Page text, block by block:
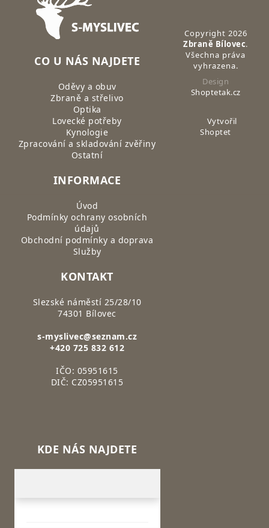
CO U NÁS NAJDETE
Oděvy a obuv
Zbraně a střelivo
Optika
Lovecké potřeby
Kynologie
Zpracování a skladování zvěřiny
Ostatní
INFORMACE
Úvod
Podmínky ochrany osobních
údajů
Obchodní podmínky a doprava
Služby
KONTAKT
Slezské náměstí 25/28/10
74301 Bílovec
s-myslivec@seznam.cz
+420 725 832 612
IČO: 05951615
DIČ: CZ05951615
KDE NÁS NAJDETE
Copyright 2026
Zbraně Bílovec.
Všechna práva
vyhrazena.
Design
Shoptetak.cz
Vytvořil
Shoptet